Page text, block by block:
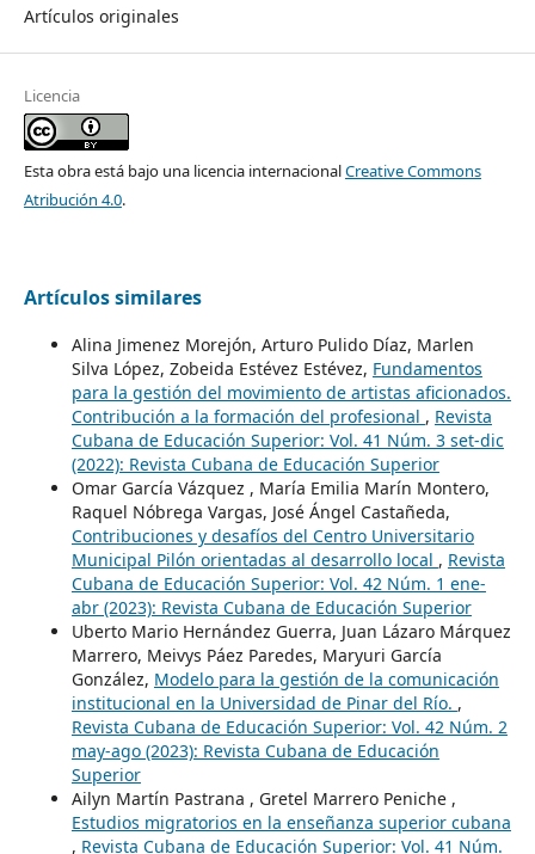
Artículos originales
Licencia
Esta obra está bajo una licencia internacionalCreative Commons
Atribución 4.0.
Artículos similares
Alina Jimenez Morejón, Arturo Pulido Díaz, Marlen
Silva López, Zobeida Estévez Estévez, Fundamentos
para la gestión del movimiento de artistas aficionados.
Contribución a la formación del profesional , Revista
Cubana de Educación Superior: Vol. 41 Núm. 3 set-dic
(2022): Revista Cubana de Educación Superior
Omar García Vázquez , María Emilia Marín Montero,
Raquel Nóbrega Vargas, José Ángel Castañeda,
Contribuciones y desafíos del Centro Universitario
Municipal Pilón orientadas al desarrollo local , Revista
Cubana de Educación Superior: Vol. 42 Núm. 1 ene-
abr (2023): Revista Cubana de Educación Superior
Uberto Mario Hernández Guerra, Juan Lázaro Márquez
Marrero, Meivys Páez Paredes, Maryuri García
González, Modelo para la gestión de la comunicación
institucional en la Universidad de Pinar del Río. ,
Revista Cubana de Educación Superior: Vol. 42 Núm. 2
may-ago (2023): Revista Cubana de Educación
Superior
Ailyn Martín Pastrana , Gretel Marrero Peniche ,
Estudios migratorios en la enseñanza superior cubana
, Revista Cubana de Educación Superior: Vol. 41 Núm.